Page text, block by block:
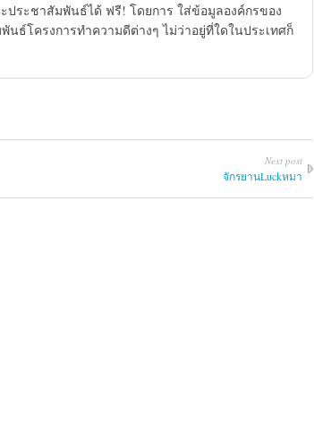
ประชาสัมพันธ์ได้ ฟรี! โดยการ ใส่ข้อมูลองค์กรของ
ธ์โครงการทำความดีต่างๆ ไม่ว่าอยู่ที่ใดในประเทศก็
Next post
จักรยานLuckหมา